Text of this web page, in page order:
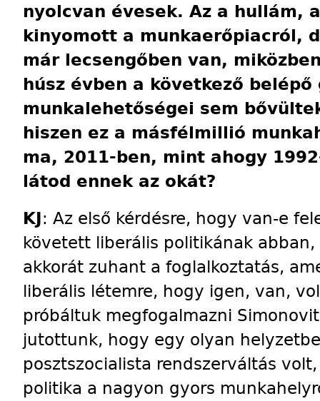
nyolcvan évesek. Az a hullám,
kinyomott a munkaerőpiacról,
már lecsengőben van,
húsz évben a következő belépő
munkalehetőségei sem
hiszen ez a másfélmillió
ma, 2011-ben, mint ahogy
látod ennek az okát?
KJ: Az első kérdésre, hogy van-e
követett liberális politikának
akkorát zuhant a foglalkoztatás,
liberális létemre, hogy igen, van,
próbáltuk megfogalmazni
jutottunk, hogy egy olyan
posztszocialista rendszerváltás
politika a nagyon gyors